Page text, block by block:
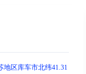
地区库车市北纬41.31